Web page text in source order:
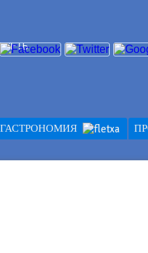
СЕТЬ
ГАСТРОНОМИЯ